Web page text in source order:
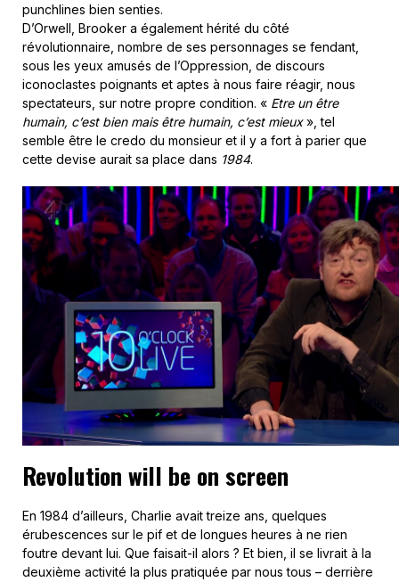
punchlines bien senties.
D’Orwell, Brooker a également hérité du côté
révolutionnaire, nombre de ses personnages se fendant,
sous les yeux amusés de l’Oppression, de discours
iconoclastes poignants et aptes à nous faire réagir, nous
spectateurs, sur notre propre condition. « Etre un être
humain, c’est bien mais être humain, c’est mieux», tel
semble être le credo du monsieur et il y a fort à parier que
cette devise aurait sa place dans 1984.
Revolution will be on screen
En 1984 d’ailleurs, Charlie avait treize ans, quelques
érubescences sur le pif et de longues heures à ne rien
foutre devant lui. Que faisait-il alors ? Et bien, il se livrait à la
deuxième activité la plus pratiquée par nous tous – derrière